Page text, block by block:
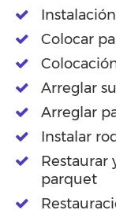
Colocar
Arreglar
Arreglar
Instalar
Restaurar
parquet